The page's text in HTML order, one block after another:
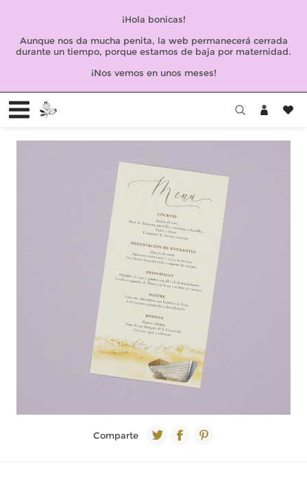
¡Hola bonicas!
Aunque nos da mucha penita, la web permanecerá cerrada
durante un tiempo, porque estamos de baja por maternidad.
¡Nos vemos en unos meses!
Comparte